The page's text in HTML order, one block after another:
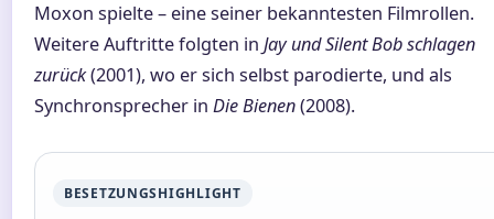
Moxon spielte – eine seiner bekanntesten Filmrollen.
Weitere Auftritte folgten in Jay und Silent Bob schlagen
zurück(2001), wo er sich selbst parodierte, und als
Synchronsprecher in Die Bienen(2008).
BESETZUNGSHIGHLIGHT